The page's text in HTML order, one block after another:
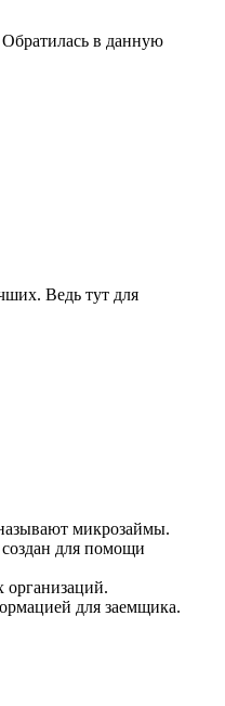
в данную
Ведь тут для
микрозаймы.
для помощи
для заемщика.